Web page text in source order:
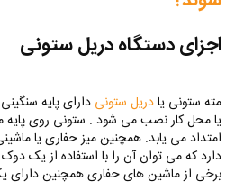
اجزای دستگاه دریل ستونی
مته ستونی یادریل ستونی دارای پایه
یا محل کار نصب می شود . ستونی روی
امتداد می یابد. همچنین میز حفاری یا
دارد که می توان آن را با استفاده از یک
برخی از ماشین های حفاری همچنین دارای